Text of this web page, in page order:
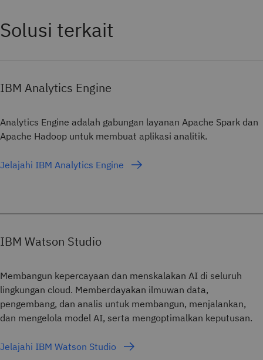
IBM Analytics Engine
Analytics Engine adalah gabungan layanan Apache Spark dan
Apache Hadoop untuk membuat aplikasi analitik.
Jelajahi IBM Analytics Engine
IBM Watson Studio
Membangun kepercayaan dan menskalakan AI di seluruh
lingkungan cloud. Memberdayakan ilmuwan data,
pengembang, dan analis untuk membangun, menjalankan,
dan mengelola model AI, serta mengoptimalkan keputusan.
Jelajahi IBM Watson Studio